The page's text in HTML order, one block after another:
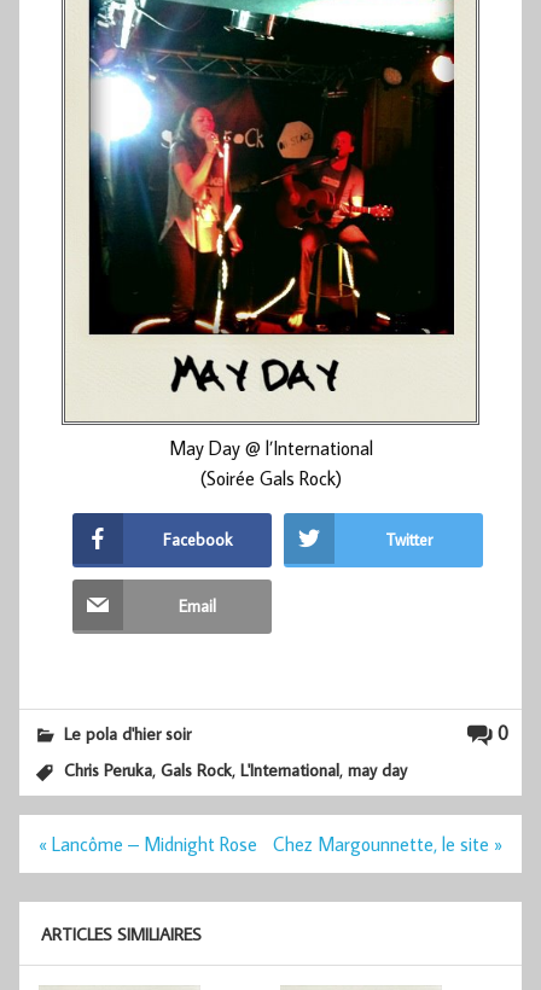
May Day @ l’International
(Soirée Gals Rock)
Facebook Twitter
Email
0
Le pola d'hier soir
Chris Peruka,Gals Rock,L'International,may day
Navigation
« Lancôme – Midnight Rose Chez Margounnette, le site »
ARTICLES SIMILIAIRES